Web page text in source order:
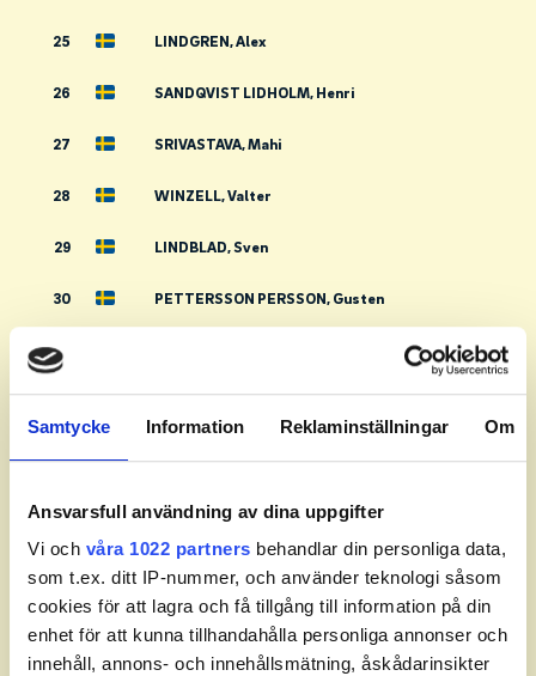
Samtycke Information Reklaminställningar Om
Ansvarsfull användning av dina uppgifter
Vi och våra 1022 partners behandlar din personliga data,
som t.ex. ditt IP-nummer, och använder teknologi såsom
cookies för att lagra och få tillgång till information på din
enhet för att kunna tillhandahålla personliga annonser och
innehåll, annons- och innehållsmätning, åskådarinsikter
25 LINDGREN, Alex
26 SANDQVIST LIDHOLM, Henri
27 SRIVASTAVA, Mahi
28 WINZELL, Valter
29 LINDBLAD, Sven
30 PETTERSSON PERSSON, Gusten
31
32 YTTERGREN, Artur
SIGGE, Albin
35 VON GARRELTS, Valje
36 MÅRTENSSON, Andreas
37 EMANUELLI, Sofia